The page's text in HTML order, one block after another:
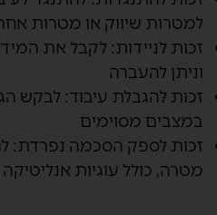
למטרות שיווק או מטרות
זכות לניידות: לקבל את
וניתן להעברה
זכות להגבלת עיבוד: לבקש
במצבים מסוימים
זכות לספק הסכמה נפרדת:
מטרה, כולל עוגיות אנליטיקה